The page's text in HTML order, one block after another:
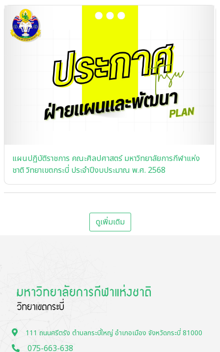
แผนปฏิบัติราชการ คณะศิลปศาสตร์ มหาวิทยาลัยการกีฬาแห่ง
ชาติ วิทยาเขตกระบี่ ประจําปีงบประมาณ พ.ศ. 2568
ดูเพิ่มเติม
111 ถนนศรีตรัง ตำบลกระบี่ใหญ่ อำเภอเมือง จังหวัดกระบี่ 81000
075-663-638